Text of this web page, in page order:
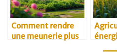
Comment rendre
une meunerie plus